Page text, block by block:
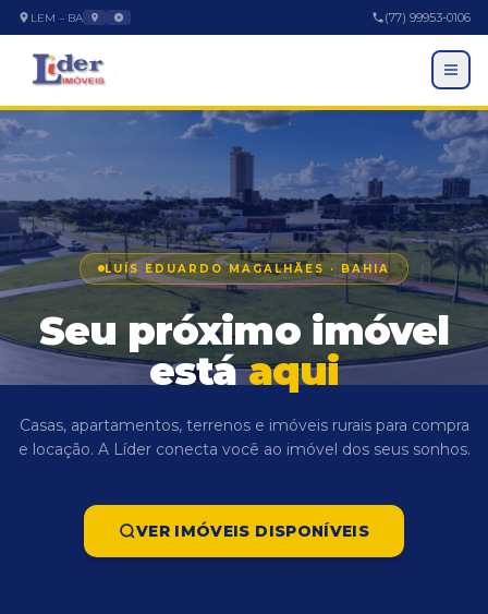
LEM – BA (77) 99953-0106
A Empresa
LUÍS EDUARDO MAGALHÃES · BAHIA
Seu próximo imóvel
estáaqui
Casas, apartamentos, terrenos e imóveis rurais para compra
e locação. A Líder conecta você ao imóvel dos seus sonhos.
VER IMÓVEIS DISPONÍVEIS